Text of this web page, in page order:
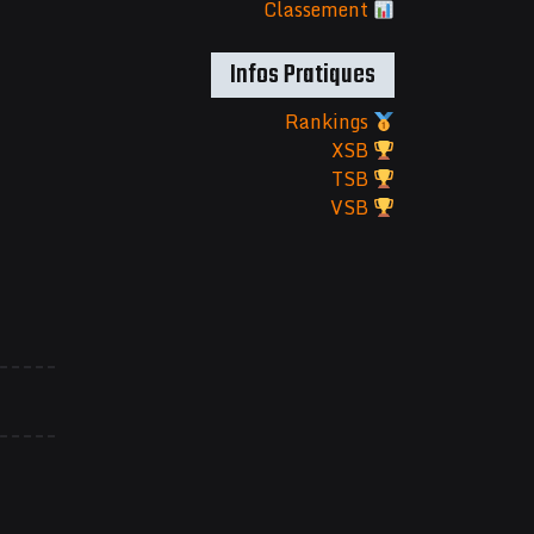
Classement
Infos Pratiques
Rankings
XSB
TSB
VSB